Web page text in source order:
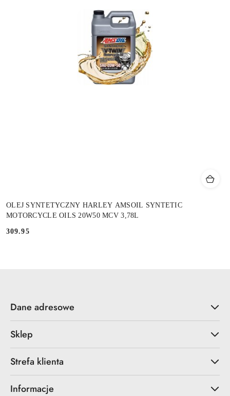
OLEJ SYNTETYCZNY HARLEY AMSOIL SYNTETIC
MOTORCYCLE OILS 20W50 MCV 3,78L
Cena:
309.95
Dane adresowe
Sklep
Strefa klienta
Informacje